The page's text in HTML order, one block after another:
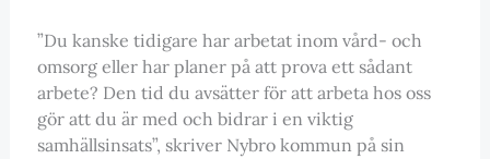
”Du kanske tidigare har arbetat inom vård- och
omsorg eller har planer på att prova ett sådant
arbete? Den tid du avsätter för att arbeta hos oss
gör att du är med och bidrar i en viktig
samhällsinsats”, skriver Nybro kommun på sin